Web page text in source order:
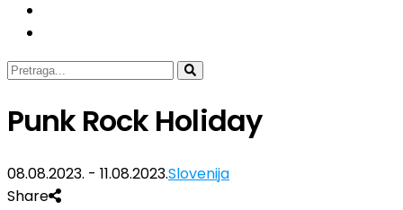
Punk Rock Holiday
08.08.2023. - 11.08.2023.Slovenija
Share